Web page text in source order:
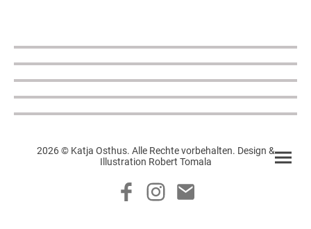
2026 © Katja Osthus. Alle Rechte vorbehalten. Design &
Illustration Robert Tomala